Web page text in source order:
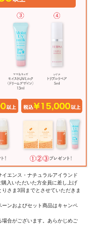
エンス・ナチュラルアイランド
入いただいた方全員に差し上げ
さま3回までとさせていただきま
ンおよびセット商品はキャンペ
合がございます。あらかじめご